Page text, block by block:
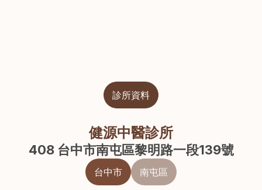
診所資料
健源中醫診所
408 台中市南屯區黎明路一段139號
台中市 南屯區